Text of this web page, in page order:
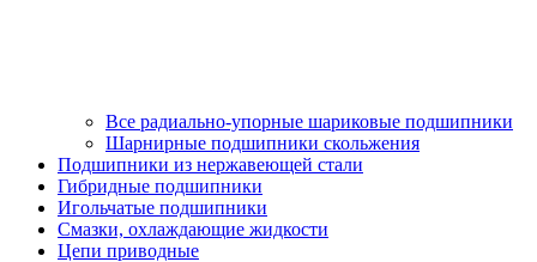
Все радиально-упорные шариковые подшипники
Шарнирные подшипники скольжения
Подшипники из нержавеющей стали
Гибридные подшипники
Игольчатые подшипники
Смазки, охлаждающие жидкости
Цепи приводные